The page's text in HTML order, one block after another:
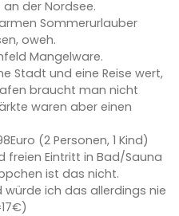
der Nordsee.
Sommerurlauber
oweh.
Mangelware.
Stadt und eine Reise wert,
braucht man nicht
waren aber einen
(2 Personen, 1 Kind)
freien Eintritt in Bad/Sauna
ist das nicht.
würde ich das allerdings nie